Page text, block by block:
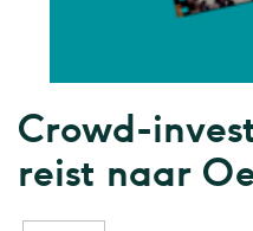
Crowd-
reist naar